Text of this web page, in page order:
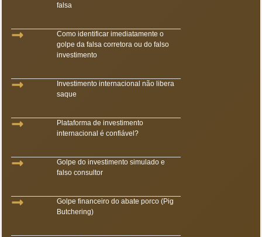
falsa
Como identificar imediatamente o
golpe da falsa corretora ou do falso
investimento
Investimento internacional não libera
saque
Plataforma de investimento
internacional é confiável?
Golpe do investimento simulado e
falso consultor
Golpe financeiro do abate porco (Pig
Butchering)